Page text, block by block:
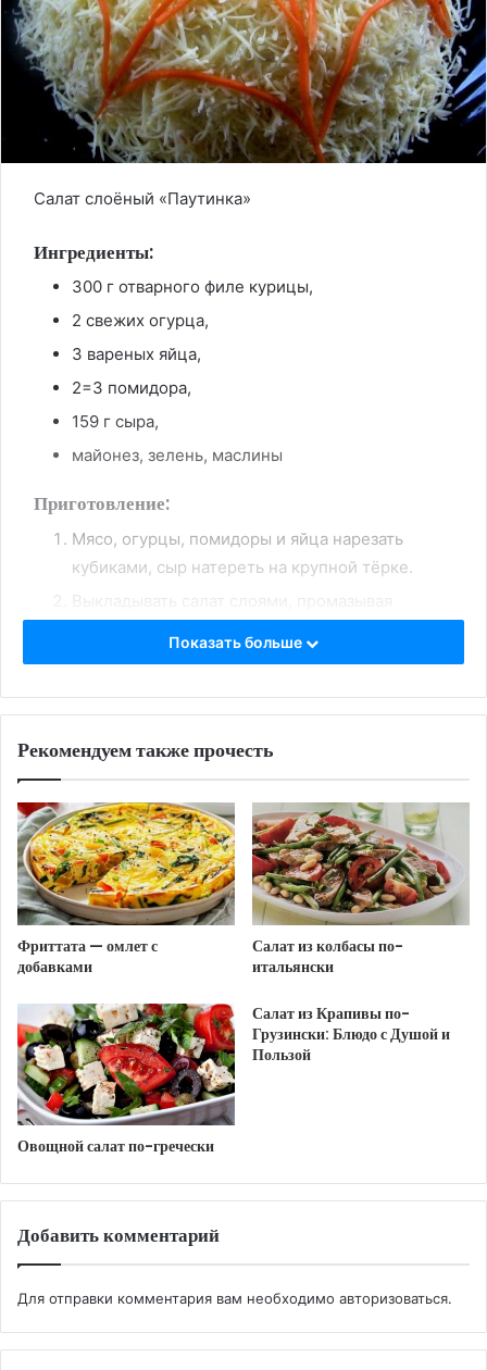
Салат слоёный «Паутинка»
Ингредиенты:
300 г отварного филе курицы,
2 свежих огурца,
3 вареных яйца,
2=3 помидора,
159 г сыра,
майонез, зелень, маслины
Приготовление:
Мясо, огурцы, помидоры и яйца нарезать
кубиками, сыр натереть на крупной тёрке.
украсить зеленью, из маслин сделать паучка.
Теги вкусный рецепт закуска курица мясо
огурцы
рецепт
салат сыр яйца
Показать больше
Рекомендуем также прочесть
Фриттата — омлет с
добавками
Салат из колбасы по-
итальянски
Овощной салат по-гречески
Салат из Крапивы по-
Грузински: Блюдо с Душой и
Пользой
Добавить комментарий
Для отправки комментария вам необходимо авторизоваться.